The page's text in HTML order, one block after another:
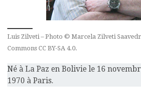
Luis Zilveti – Photo © Marcela Zilveti
Commons CC BY-SA 4.0.
Né à La Paz en Bolivie le 16
1970 à Paris.